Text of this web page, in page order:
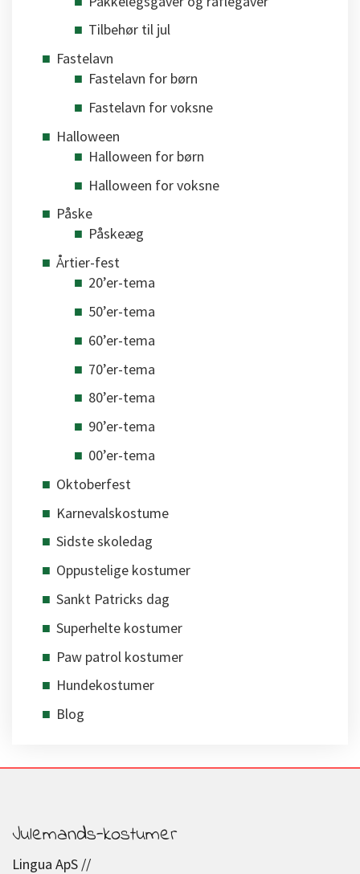
Tilbehør til jul
Fastelavn
Fastelavn for børn
Fastelavn for voksne
Halloween
Halloween for børn
Halloween for voksne
Påske
Påskeæg
Årtier-fest
20’er-tema
50’er-tema
60’er-tema
70’er-tema
80’er-tema
90’er-tema
00’er-tema
Oktoberfest
Karnevalskostume
Sidste skoledag
Oppustelige kostumer
Sankt Patricks dag
Superhelte kostumer
Paw patrol kostumer
Hundekostumer
Blog
Julemands-kostumer
Lingua ApS //